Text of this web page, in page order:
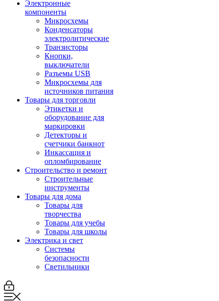
Электронные
компоненты
Микросхемы
Конденсаторы
электролитические
Транзисторы
Кнопки,
выключатели
Разъемы USB
Микросхемы для
источников питания
Товары для торговли
Этикетки и
оборудование для
маркировки
Детекторы и
счетчики банкнот
Инкассация и
опломбирование
Строительство и ремонт
Строительные
инструменты
Товары для дома
Товары для
творчества
Товары для учебы
Товары для школы
Электрика и свет
Системы
безопасности
Светильники